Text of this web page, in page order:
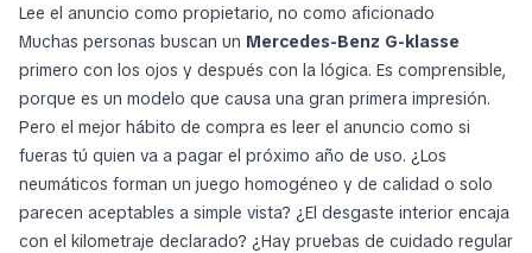
Lee el anuncio como propietario, no como aficionado
Muchas personas buscan un Mercedes-Benz G-klasse
primero con los ojos y después con la lógica. Es comprensible,
porque es un modelo que causa una gran primera impresión.
Pero el mejor hábito de compra es leer el anuncio como si
fueras tú quien va a pagar el próximo año de uso. ¿Los
neumáticos forman un juego homogéneo y de calidad o solo
parecen aceptables a simple vista? ¿El desgaste interior encaja
con el kilometraje declarado? ¿Hay pruebas de cuidado regular